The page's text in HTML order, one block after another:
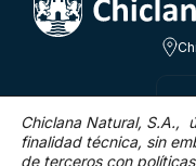
Chiclana Natural, S.A.,
finalidad técnica, sin
de terceros con